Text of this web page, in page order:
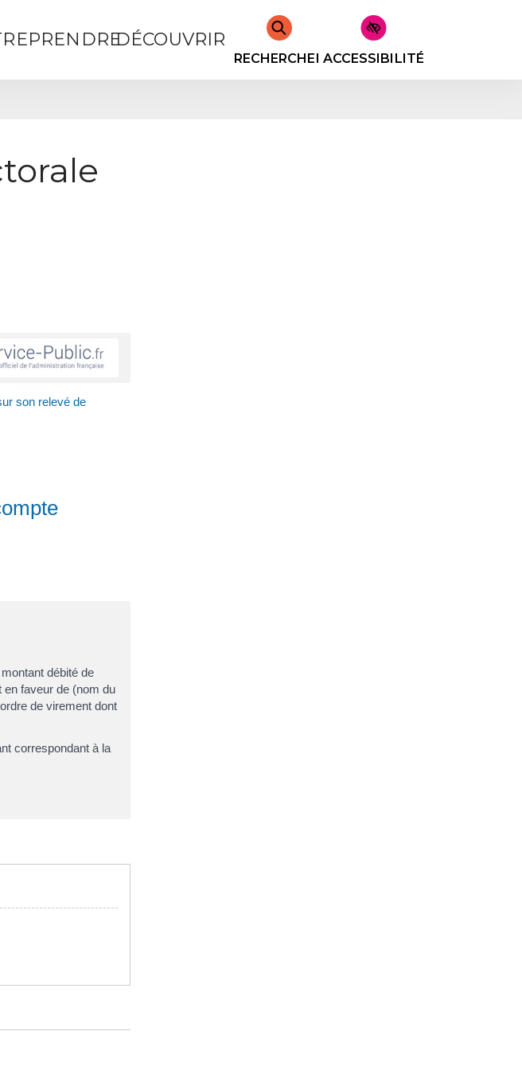
DÉCOUVRIR
RECHERCHERACCESSIBILITÉ
son relevé de
débité de
faveur de (nom du
de virement dont
correspondant à la